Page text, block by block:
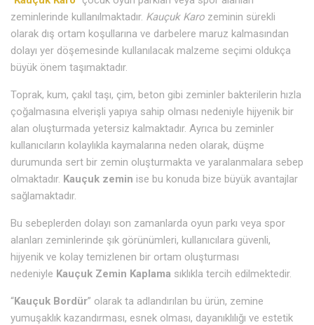
zeminlerinde kullanılmaktadır. Kauçuk Karo zeminin sürekli
olarak dış ortam koşullarına ve darbelere maruz kalmasından
dolayı yer döşemesinde kullanılacak malzeme seçimi oldukça
büyük önem taşımaktadır.
Toprak, kum, çakıl taşı, çim, beton gibi zeminler bakterilerin hızla
çoğalmasına elverişli yapıya sahip olması nedeniyle hijyenik bir
alan oluşturmada yetersiz kalmaktadır. Ayrıca bu zeminler
kullanıcıların kolaylıkla kaymalarına neden olarak, düşme
durumunda sert bir zemin oluşturmakta ve yaralanmalara sebep
olmaktadır. Kauçuk zemin ise bu konuda bize büyük avantajlar
sağlamaktadır.
Bu sebeplerden dolayı son zamanlarda oyun parkı veya spor
alanları zeminlerinde şık görünümleri, kullanıcılara güvenli,
hijyenik ve kolay temizlenen bir ortam oluşturması
nedeniyle Kauçuk Zemin Kaplama sıklıkla tercih edilmektedir.
“Kauçuk Bordür” olarak ta adlandırılan bu ürün, zemine
yumuşaklık kazandırması, esnek olması, dayanıklılığı ve estetik